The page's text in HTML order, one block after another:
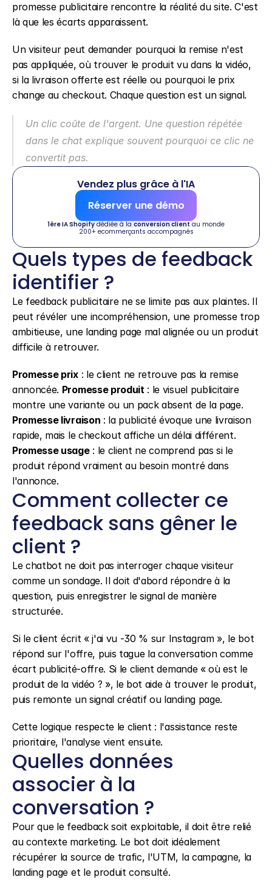
promesse publicitaire rencontre la réalité du site. C'est
là que les écarts apparaissent.
Un visiteur peut demander pourquoi la remise n'est
pas appliquée, où trouver le produit vu dans la vidéo,
si la livraison offerte est réelle ou pourquoi le prix
change au checkout. Chaque question est un signal.
Un clic coûte de l'argent. Une question répétée
dans le chat explique souvent pourquoi ce clic ne
convertit pas.
Vendez plus grâce à l'IA
Réserver une démo
1ère IA Shopify dédiée à la conversion client au monde
200+ ecommerçants accompagnés
Quels types de feedback
identifier ?
Le feedback publicitaire ne se limite pas aux plaintes. Il
peut révéler une incompréhension, une promesse trop
ambitieuse, une landing page mal alignée ou un produit
difficile à retrouver.
Promesse prix : le client ne retrouve pas la remise
annoncée. Promesse produit : le visuel publicitaire
Promesse livraison : la publicité évoque une livraison
Promesse usage : le client ne comprend pas si le
produit répond vraiment au besoin montré dans
l'annonce.
Comment collecter ce
feedback sans gêner le
client ?
Le chatbot ne doit pas interroger chaque visiteur
comme un sondage. Il doit d'abord répondre à la
question, puis enregistrer le signal de manière
structurée.
Si le client écrit « j'ai vu -30 % sur Instagram », le bot
répond sur l'offre, puis tague la conversation comme
écart publicité-offre. Si le client demande « où est le
produit de la vidéo ? », le bot aide à trouver le produit,
puis remonte un signal créatif ou landing page.
Cette logique respecte le client : l'assistance reste
prioritaire, l'analyse vient ensuite.
Quelles données
associer à la
conversation ?
Pour que le feedback soit exploitable, il doit être relié
au contexte marketing. Le bot doit idéalement
récupérer la source de trafic, l'UTM, la campagne, la
landing page et le produit consulté.